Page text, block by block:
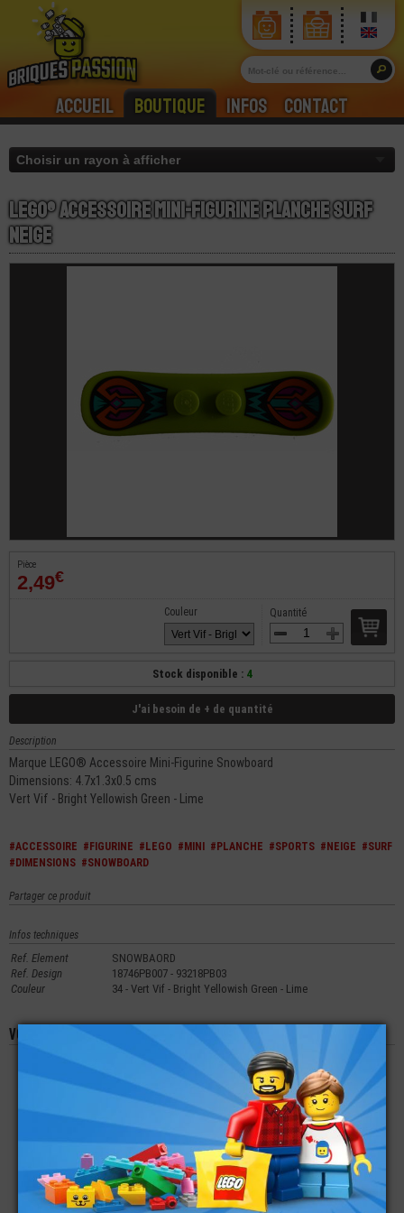
Accueil Boutique Infos Contact
LEGO® Accessoire Mini-Figurine Planche Surf
Neige
Pièce
2,49€
Quantité
Couleur
Stock disponible : 4
J'ai besoin de + de quantité
Description
Marque LEGO® Accessoire Mini-Figurine Snowboard
Dimensions: 4.7x1.3x0.5 cms
Vert Vif - Bright Yellowish Green - Lime
#ACCESSOIRE #FIGURINE #LEGO #MINI #PLANCHE #SPORTS #NEIGE #SURF
#DIMENSIONS #SNOWBOARD
Partager ce produit
Infos techniques
Ref. Element
SNOWBAORD
Ref. Design
18746PB007 - 93218PB03
Couleur
34 - Vert Vif - Bright Yellowish Green - Lime
Vous aimerez aussi les produits suivants
FIGURINE MINECRAFT
- TÊTE CUBE
PIXÉLISÉE
3,99€
LEGO® MINI-
FIGURINE TÊTE
FEMME MAQUILLÉE
(2J)
2,49€
LEGO® MINI-
FIGURINE MARVEL
DARDEVIL
54,90 €